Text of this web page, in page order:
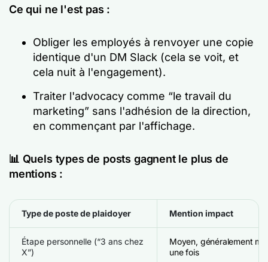
Ce qui ne l'est pas :
Obliger les employés à renvoyer une copie
identique d'un DM Slack (cela se voit, et
cela nuit à l'engagement).
Traiter l'advocacy comme “le travail du
marketing” sans l'adhésion de la direction,
en commençant par l'affichage.
📊 Quels types de posts gagnent le plus de
mentions :
Type de poste de plaidoyer Mention impact
Étape personnelle (“3 ans chez
X”)
Moyen, généralement
une fois